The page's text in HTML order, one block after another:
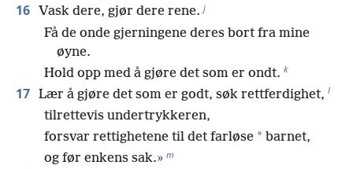
16 Vask dere, gjør dere rene. j
Få de onde gjerningene deres bort fra mine
øyne.
Hold opp med å gjøre det som er ondt. k
17 Lær å gjøre det som er godt, søk rettferdighet, l
tilrettevis undertrykkeren,
forsvar rettighetene til det farløse * barnet,
og før enkens sak.» m